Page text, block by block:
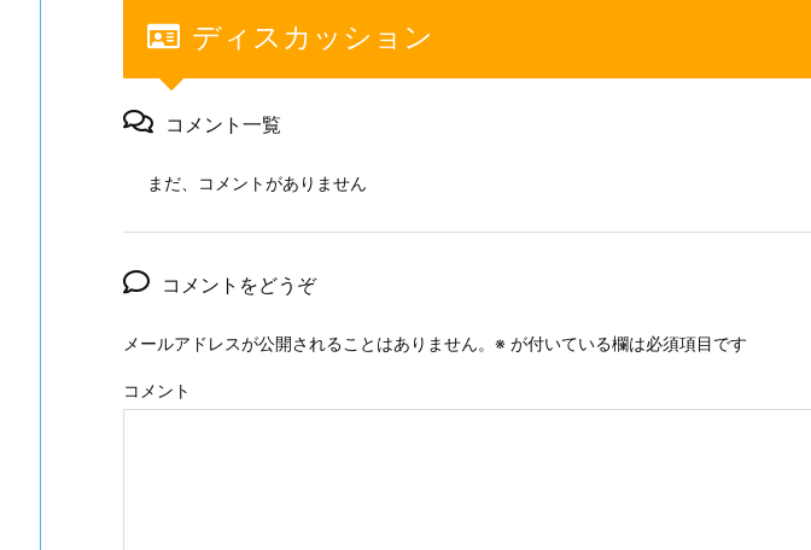
ディスカッション
コメント一覧
まだ、コメントがありません
コメントをどうぞ
メールアドレスが公開されることはありません。 ※ が付いている欄は必須項目です
コメント